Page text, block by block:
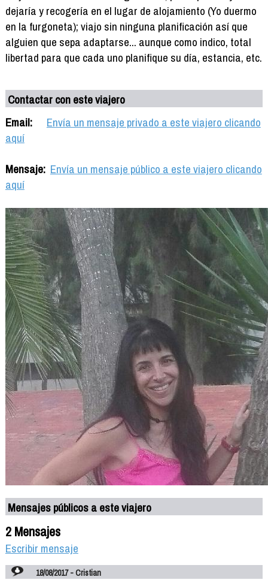
dejaría y recogería en el lugar de alojamiento (Yo duermo
en la furgoneta); viajo sin ninguna planificación así que
alguien que sepa adaptarse... aunque como indico, total
libertad para que cada uno planifique su día, estancia, etc.
Contactar con este viajero
Email:
Envía un mensaje privado a este viajero clicando
aquí
Mensaje: Envía un mensaje público a este viajero clicando
aquí
Mensajes públicos a este viajero
2 Mensajes
Escribir mensaje
18/08/2017 - Cristian